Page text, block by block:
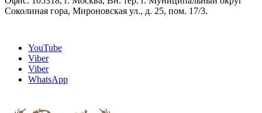
Соколиная гора, Мироновская ул., д. 25, пом. 17/3.
YouTube
Viber
Viber
WhatsApp